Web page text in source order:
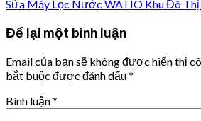
Sửa Máy Lọc Nước WATIO Khu Đô Thị
Để lại một bình luận
Email của bạn sẽ không được hiển thị
bắt buộc được đánh dấu*
Bình luận*